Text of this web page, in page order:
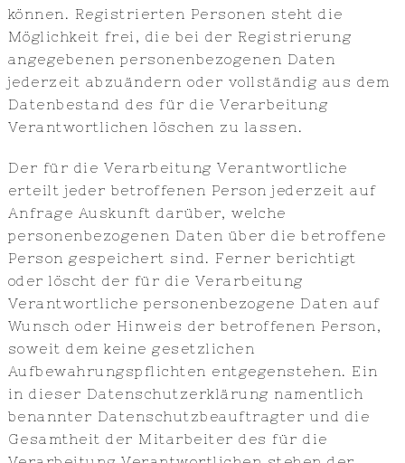
können. Registrierten Personen steht die
Möglichkeit frei, die bei der Registrierung
angegebenen personenbezogenen Daten
jederzeit abzuändern oder vollständig aus dem
Datenbestand des für die Verarbeitung
Verantwortlichen löschen zu lassen.
Der für die Verarbeitung Verantwortliche
erteilt jeder betroffenen Person jederzeit auf
Anfrage Auskunft darüber, welche
personenbezogenen Daten über die betroffene
Person gespeichert sind. Ferner berichtigt
oder löscht der für die Verarbeitung
Verantwortliche personenbezogene Daten auf
Wunsch oder Hinweis der betroffenen Person,
soweit dem keine gesetzlichen
Aufbewahrungspflichten entgegenstehen. Ein
in dieser Datenschutzerklärung namentlich
benannter Datenschutzbeauftragter und die
Gesamtheit der Mitarbeiter des für die